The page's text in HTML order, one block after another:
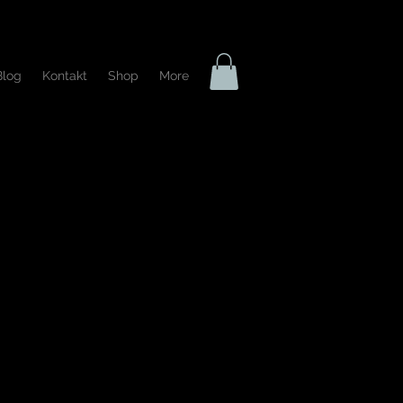
Kontakt Shop More